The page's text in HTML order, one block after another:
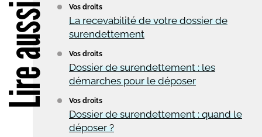
Vos droits
La recevabilité de votre dossier de
surendettement
Vos droits
Dossier de surendettement : les
démarches pour le déposer
Vos droits
Dossier de surendettement : quand le
déposer ?